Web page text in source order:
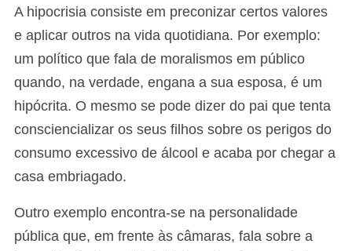
A hipocrisia consiste em preconizar certos valores
e aplicar outros na vida quotidiana. Por exemplo:
um político que fala de moralismos em público
quando, na verdade, engana a sua esposa, é um
hipócrita. O mesmo se pode dizer do pai que tenta
consciencializar os seus filhos sobre os perigos do
consumo excessivo de álcool e acaba por chegar a
casa embriagado.
Outro exemplo encontra-se na personalidade
pública que, em frente às câmaras, fala sobre a